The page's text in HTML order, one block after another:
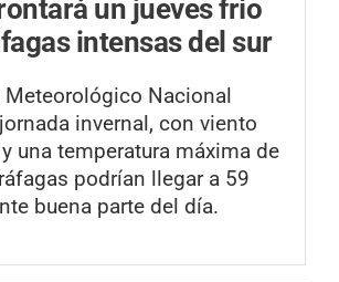
un jueves frío
intensas del sur
Meteorológico Nacional
invernal, con viento
una temperatura máxima de
podrían llegar a 59
buena parte del día.